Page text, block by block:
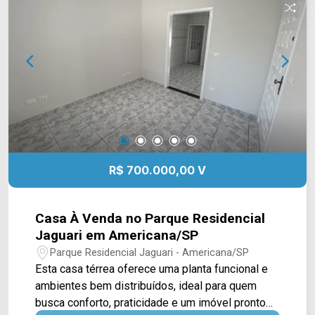
do imóvel, acompanhado por quintal reformado,
jardim e um cômodo de apoio que pode ser
utilizado como despensa, trazendo mais
com armários planejados; 01 banheiro social; 01
vaga de garagem coberta. Aceita financiamento.
Localizada no bairro Parque Nova Carioba, a casa
possui fácil acesso às principais vias de
Americana e está próxima a supermercados,
escolas, farmácias e diversos serviços,
oferecendo praticidade para toda a família. Entre
agende sua visita! WhatsApp e telefone: (19)
3475-4546 Arbix Imóveis - Presente em cada
momento.
R$ 700.000,00 V
Casa À Venda no Parque Residencial
Jaguari em Americana/SP
Parque Residencial Jaguari - Americana/SP
Esta casa térrea oferece uma planta funcional e
ambientes bem distribuídos, ideal para quem
busca conforto, praticidade e um imóvel pronto